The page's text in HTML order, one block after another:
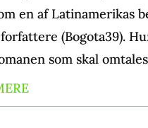
en af Latinamerikas
(Bogota39).
som skal